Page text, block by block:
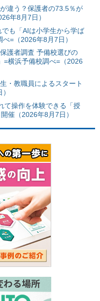
違う？保護者の73.5％が
年8月7日）
も「AIは小学生から学ば
=（2026年8月7日）
護者調査 予備校選びの
=横浜予備校調べ=（2026
・教職員によるスタート
て操作を体験できる「授
催（2026年8月7日）